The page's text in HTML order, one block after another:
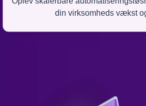
din virksomheds vækst